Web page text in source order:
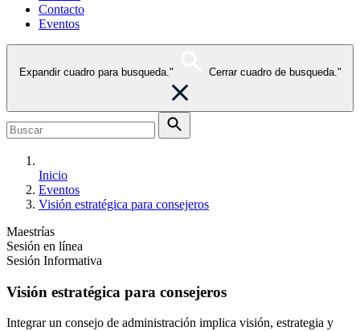
Contacto
Eventos
Expandir cuadro para busqueda." Cerrar cuadro de busqueda."
Inicio
Eventos
Visión estratégica para consejeros
Maestrías
Sesión en línea
Sesión Informativa
Visión estratégica para consejeros
Integrar un consejo de administración implica visión, estrategia y